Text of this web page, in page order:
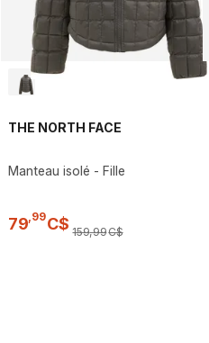
THE NORTH FACE
Manteau isolé - Fille
79 99C$ 159,99C$